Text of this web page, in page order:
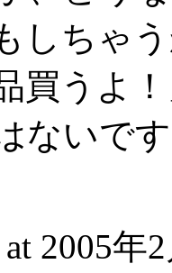
しちゃ
買うよ
ないで
at 2005年